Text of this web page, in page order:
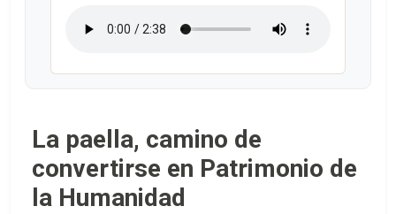
La paella, camino de
convertirse en Patrimonio de
la Humanidad